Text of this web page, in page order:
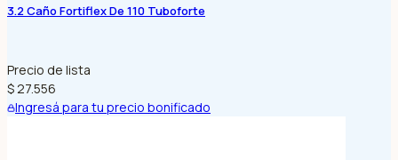
3.2 Caño Fortiflex De 110 Tuboforte
Precio de lista
$ 27.556
Ingresá para tu precio bonificado